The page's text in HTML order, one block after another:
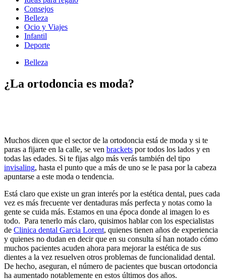
Consejos
Belleza
Ocio y Viajes
Infantil
Deporte
Belleza
¿La ortodoncia es moda?
Muchos dicen que el sector de la ortodoncia está de moda y si te
paras a fijarte en la calle, se ven brackets por todos los lados y en
todas las edades. Si te fijas algo más verás también del tipo
invisaling, hasta el punto que a más de uno se le pasa por la cabeza
apuntarse a este moda o tendencia.
Está claro que existe un gran interés por la estética dental, pues cada
vez es más frecuente ver dentaduras más perfecta y notas como la
gente se cuida más. Estamos en una época donde al imagen lo es
todo. Para tenerlo más claro, quisimos hablar con los especialistas
de Clinica dental Garcia Lorent, quienes tienen años de experiencia
y quienes no dudan en decir que en su consulta sí han notado cómo
muchos pacientes acuden ahora para mejorar la estética de sus
dientes a la vez resuelven otros problemas de funcionalidad dental.
De hecho, aseguran, el número de pacientes que buscan ortodoncia
ha aumentado notablemente en estos últimos dos años.